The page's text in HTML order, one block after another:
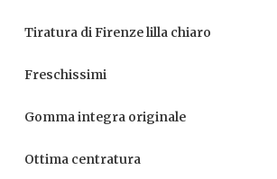
Tiratura di Firenze lilla chiaro
Freschissimi
Gomma integra originale
Ottima centratura